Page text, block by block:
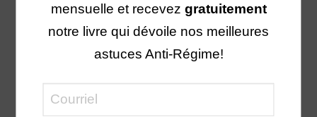
mars 2020
février 2020
janvier 2020
mensuelle et recevez gratuitement
notre livre qui dévoile nos meilleures
astuces Anti-Régime!